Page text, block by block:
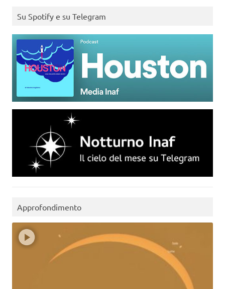
Su Spotify e su Telegram
Approfondimento